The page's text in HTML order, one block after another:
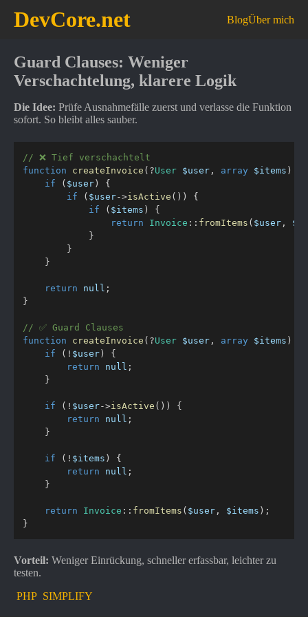
DevCore.net BlogÜber mich
Guard Clauses: Weniger
Verschachtelung, klarere Logik
Die Idee: Prüfe Ausnahmefälle zuerst und verlasse die Funktion
sofort. So bleibt alles sauber.
// ❌ Tief verschachtelt
function
createInvoice ( ?User $user , array $items )
if
( $user)
{
if
( $user->isActive ( ) )
{
if
( $items )
{
return
Invoice :: fromItems ( $user ,
}
}
}
return null ;
}
// ✅ Guard Clauses
function
createInvoice ( ?User $user , array $items )
if
( ! $user)
{
return
null ;
}
if ( ! $user->isActive ( ) )
{
return
null ;
}
if ( ! $items )
{
return
null ;
}
return Invoice :: fromItems ( $user , $items ) ;
}
Vorteil: Weniger Einrückung, schneller erfassbar, leichter zu
testen.
PHP SIMPLIFY